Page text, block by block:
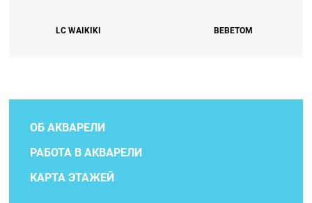
LC WAIKIKI ВЕВЕТОМ
ОБ АКВАРЕЛИ
РАБОТА В АКВАРЕЛИ
КАРТА ЭТАЖЕЙ